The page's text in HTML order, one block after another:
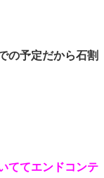
の予定だから石割
ててエンドコンテ